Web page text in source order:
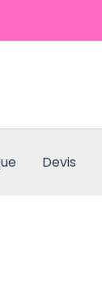
Devis